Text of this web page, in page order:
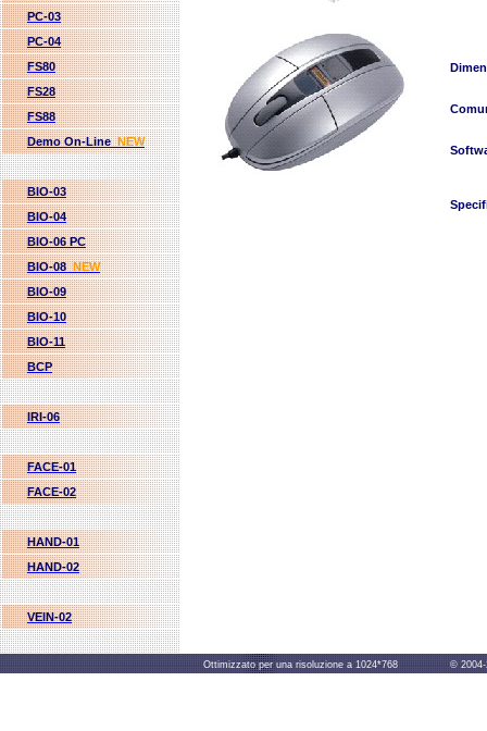
PC-03
PC-04
FS80
FS28
FS88
Demo On-LineNEW
BIO-03
BIO-04
BIO-06 PC
BIO-08NEW
BIO-09
BIO-10
BIO-11
BCP
IRI-06
FACE-01
FACE-02
HAND-01
HAND-02
VEIN-02
Ottimizzato per una risoluzione a 1024*768 © 2004-